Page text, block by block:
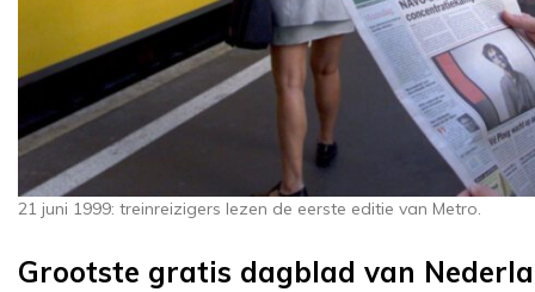
21 juni 1999: treinreizigers lezen de eerste editie van Metro.
Grootste gratis dagblad van